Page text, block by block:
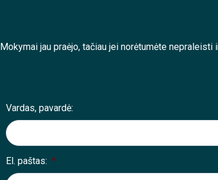
Mokymai jau praėjo, tačiau jei norėtumėte
Vardas, pavardė:
El. paštas: *